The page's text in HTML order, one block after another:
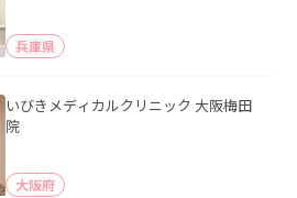
兵庫県
いびきメディカルクリニック 大阪梅田
院
大阪府